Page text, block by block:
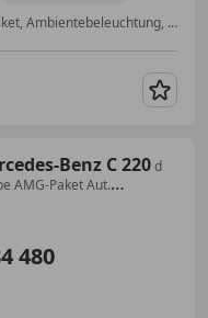
Allrad, Sportsitze, Sportfahrwerk, Sportpaket, Ambientebeleuchtung, Sitzheizung, Einparkhilfe Rückfahrkamera, Regensensor
Benz C 220d
AMG-Paket Aut.
480